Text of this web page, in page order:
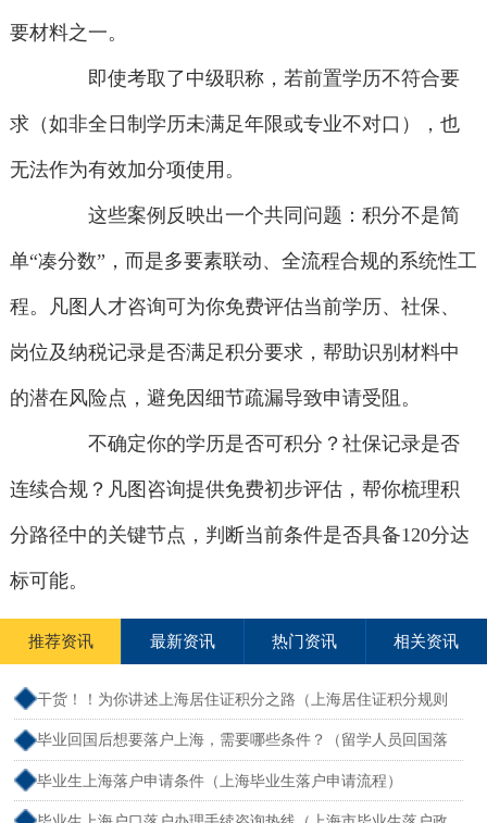
要材料之一。
即使考取了中级职称，若前置学历不符合要
求（如非全日制学历未满足年限或专业不对口），也
无法作为有效加分项使用。
这些案例反映出一个共同问题：积分不是简
单“凑分数”，而是多要素联动、全流程合规的系统性工
程。凡图人才咨询可为你免费评估当前学历、社保、
岗位及纳税记录是否满足积分要求，帮助识别材料中
的潜在风险点，避免因细节疏漏导致申请受阻。
不确定你的学历是否可积分？社保记录是否
连续合规？凡图咨询提供免费初步评估，帮你梳理积
分路径中的关键节点，判断当前条件是否具备120分达
标可能。
推荐资讯 最新资讯 热门资讯 相关资讯
干货！！为你讲述上海居住证积分之路（上海居住证积分规则
详解）
毕业回国后想要落户上海，需要哪些条件？（留学人员回国落
户上海）
毕业生上海落户申请条件（上海毕业生落户申请流程）